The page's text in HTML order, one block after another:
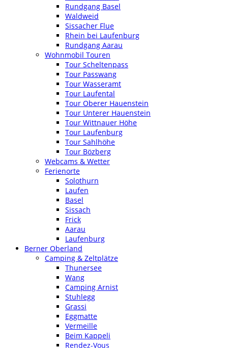
Rundgang Basel
Waldweid
Sissacher Flue
Rhein bei Laufenburg
Rundgang Aarau
Wohnmobil Touren
Tour Scheltenpass
Tour Passwang
Tour Wasseramt
Tour Laufental
Tour Oberer Hauenstein
Tour Unterer Hauenstein
Tour Wittnauer Höhe
Tour Laufenburg
Tour Sahlhöhe
Tour Bözberg
Webcams & Wetter
Ferienorte
Solothurn
Laufen
Basel
Sissach
Frick
Aarau
Laufenburg
Berner Oberland
Camping & Zeltplätze
Thunersee
Wang
Camping Arnist
Stuhlegg
Grassi
Eggmatte
Vermeille
Beim Kappeli
Rendez-Vous